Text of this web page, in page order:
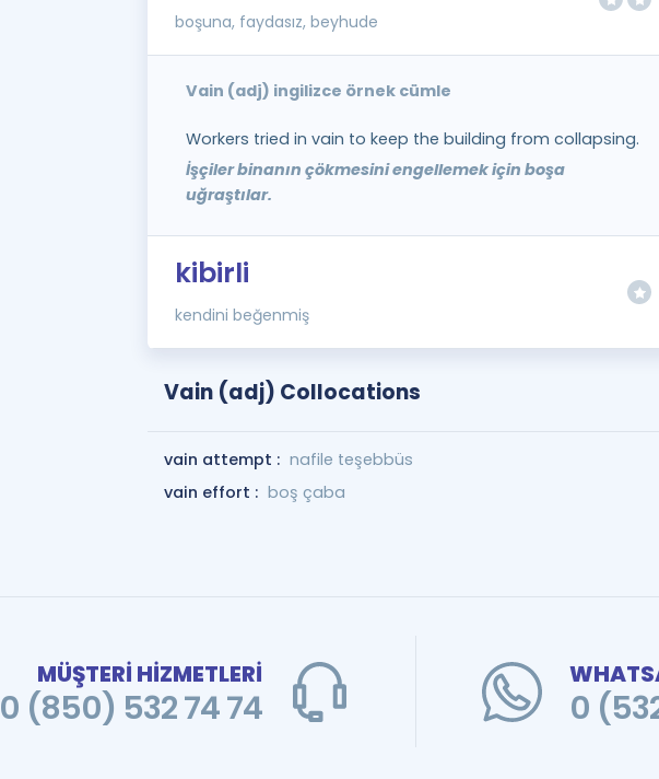
boşuna, faydasız, beyhude
Vain (adj) ingilizce örnek cümle
Workers tried in vain to keep the building from collapsing.
İşçiler binanın çökmesini engellemek için boşa
uğraştılar.
kibirli
kendini beğenmiş
Vain (adj) Collocations
vain attempt : nafile teşebbüs
vain effort : boş çaba
MÜŞTERİ HİZMETLERİ
0 (850) 532 74 74 0